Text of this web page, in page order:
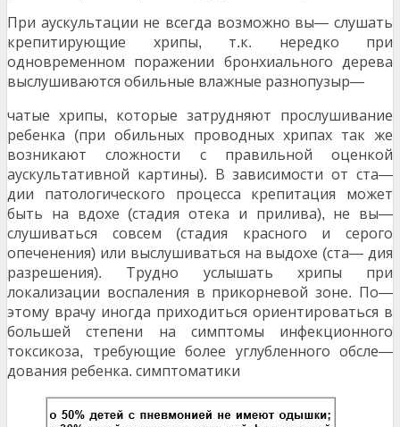
При аускультации не всегда возможно вы— слушать
крепитирующие хрипы, т.к. нередко при
одновременном поражении бронхиального дерева
выслушиваются обильные влажные разнопузыр—
чатые хрипы, которые затрудняют прослушивание
ребенка
(при обильных проводных хрипах так же
возникают сложности с правильной оценкой
аускультативной картины). В зависимости от ста—
дии патологического процесса крепитация может
быть на вдохе
(стадия отека и прилива), не вы—
слушиваться совсем (стадия красного и серого
опеченения) или выслушиваться на выдохе (ста— дия
разрешения). Трудно услышать хрипы при
локализации воспаления в прикорневой зоне. По—
этому врачу иногда приходиться ориентироваться в
большей степени на симптомы инфекционного
токсикоза, требующие более углубленного обсле—
дования ребенка. симптоматики